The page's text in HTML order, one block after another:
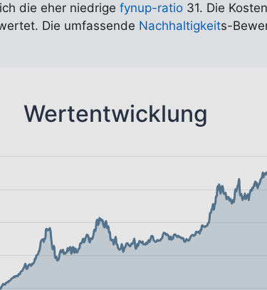
die eher niedrige fynup-ratio 31. Die
Die umfassende Nachhaltigkeits-
Wertentwicklung